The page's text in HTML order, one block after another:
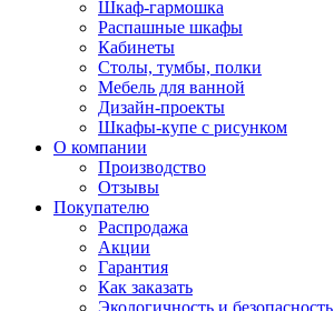
Шкаф-гармошка
Распашные шкафы
Кабинеты
Столы, тумбы, полки
Мебель для ванной
Дизайн-проекты
Шкафы-купе с рисунком
О компании
Производство
Отзывы
Покупателю
Распродажа
Акции
Гарантия
Как заказать
Экологичность и безопасность